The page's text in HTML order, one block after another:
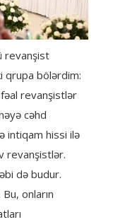
revanşist
qrupa bölərdim:
revanşistlər
cəhd
intiqam hissi ilə
revanşistlər.
də budur.
onların